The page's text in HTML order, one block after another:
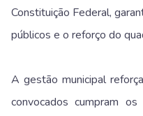
Constituição Federal,
públicos e o reforço do
A gestão municipal
convocados cumpram